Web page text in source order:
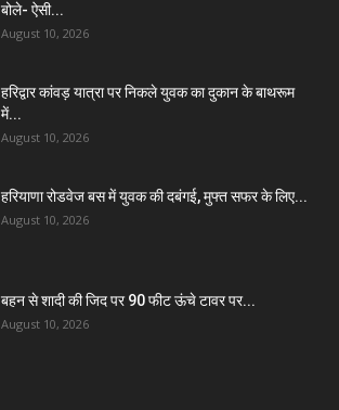
बोले- ऐसी...
August 10, 2026
हरिद्वार कांवड़ यात्रा पर निकले युवक का दुकान के बाथरूम
में...
August 10, 2026
हरियाणा रोडवेज बस में युवक की दबंगई, मुफ्त सफर के लिए...
August 10, 2026
बहन से शादी की जिद पर 90 फीट ऊंचे टावर पर...
August 10, 2026